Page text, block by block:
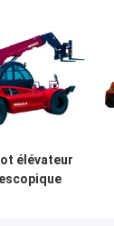
élévateur